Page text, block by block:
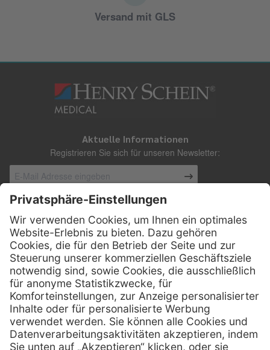
Versand mit GLS
Aktuelle Informationen
Registrieren Sie sich für unseren Newsletter:
Kontakt
Henry Schein Medical Austria GmbH
Schönbrunner Straße 297
A-1120 Wien
01 / 718 19 61 99
Telefax:01 / 718 19 61 23
E-Mail: info @ henryscheinmed.at